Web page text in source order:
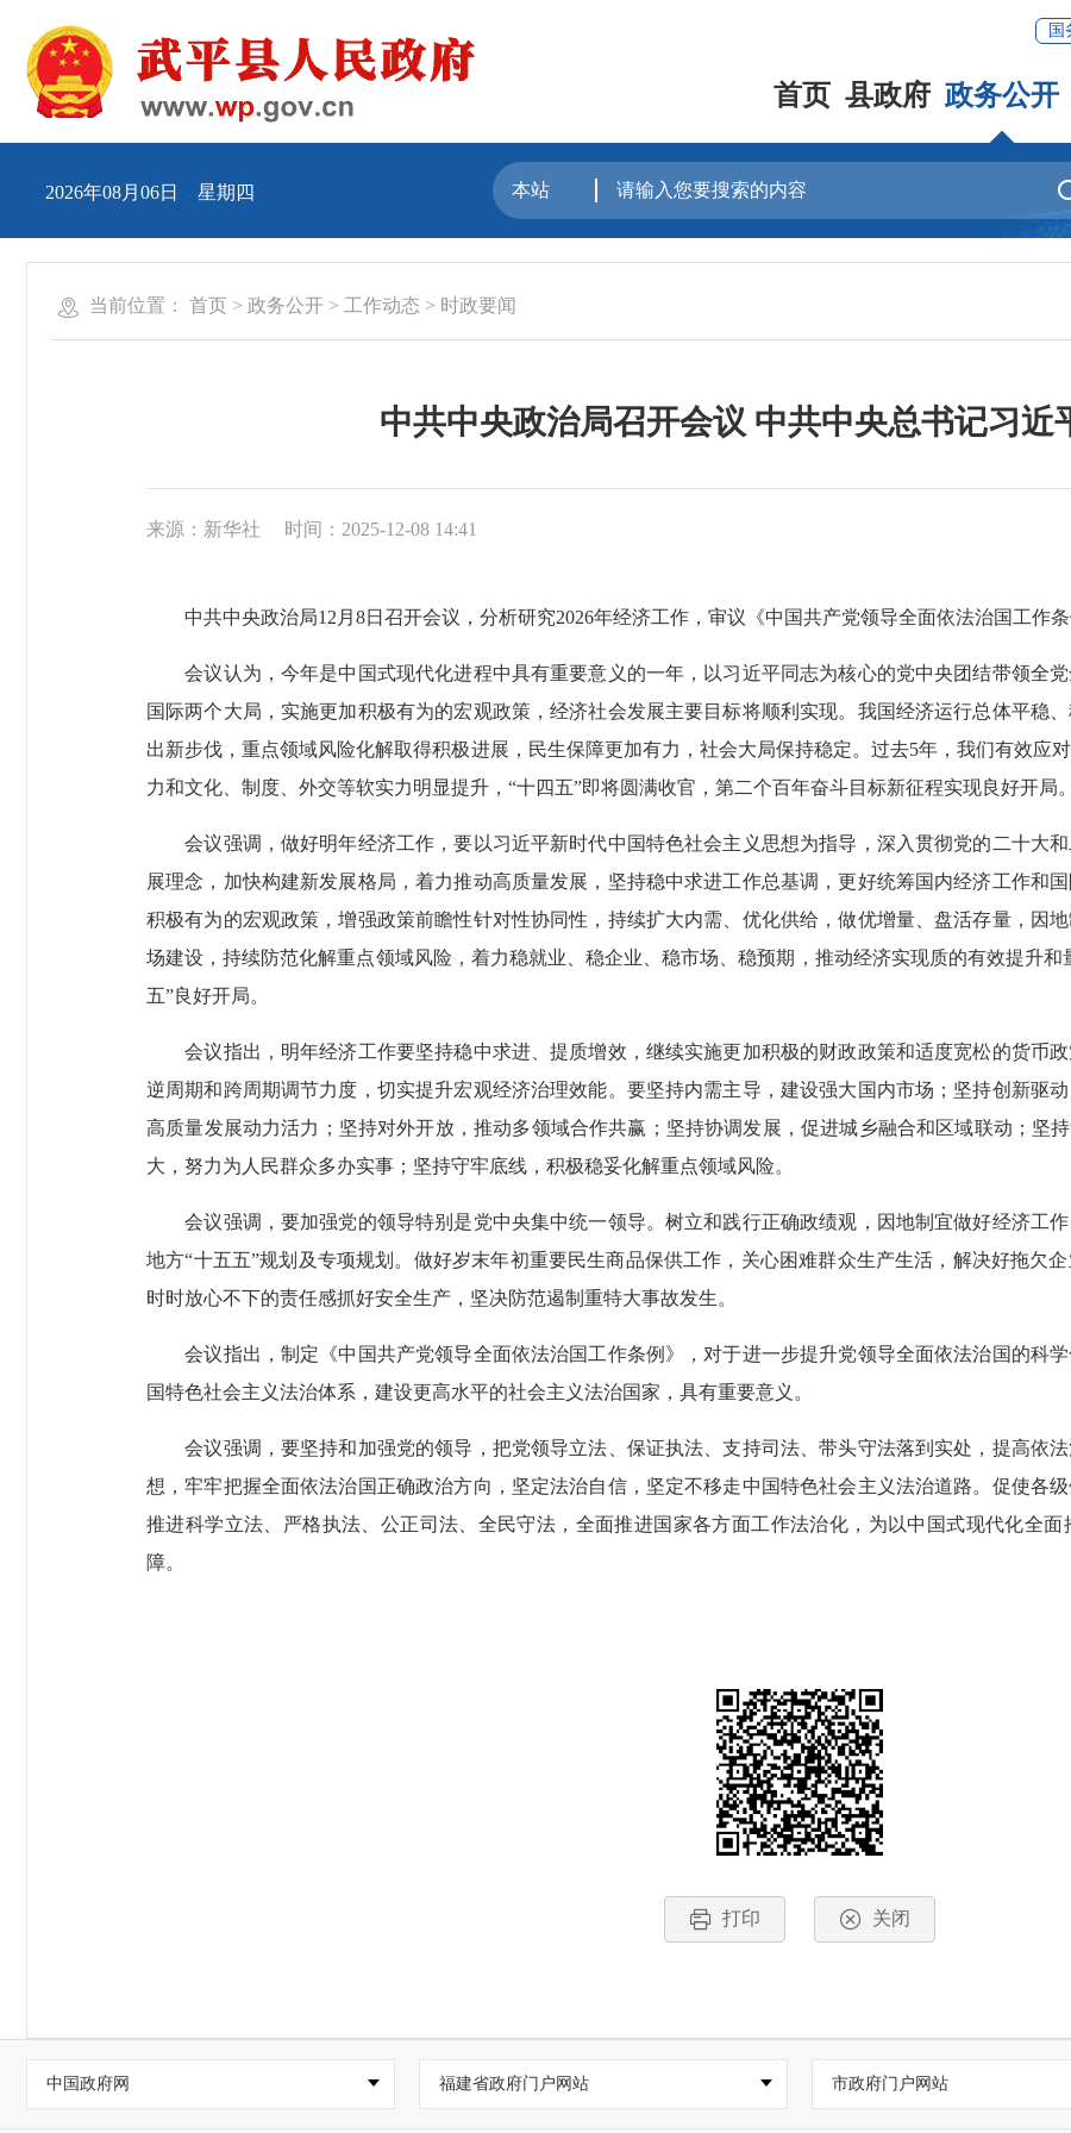
国
首页 县政府 政务公开
2026年08月06日 星期四
当前位置： 首页 > 政务公开 > 工作动态 > 时政要闻
中共中央政治局召开会议 中共中央总书记习近
来源：新华社 时间：2025-12-08 14:41
中共中央政治局12月8日召开会议，分析研究2026年经济工作，审议《中国共产党领导全面依法治国工作条
会议认为，今年是中国式现代化进程中具有重要意义的一年，以习近平同志为核心的党中央团结带领全
国际两个大局，实施更加积极有为的宏观政策，经济社会发展主要目标将顺利实现。我国经济运行总体平稳
出新步伐，重点领域风险化解取得积极进展，民生保障更加有力，社会大局保持稳定。过去5年，我们有效应
力和文化、制度、外交等软实力明显提升，“十四五”即将圆满收官，第二个百年奋斗目标新征程实现良好开局。
会议强调，做好明年经济工作，要以习近平新时代中国特色社会主义思想为指导，深入贯彻党的二十大
展理念，加快构建新发展格局，着力推动高质量发展，坚持稳中求进工作总基调，更好统筹国内经济工作和
积极有为的宏观政策，增强政策前瞻性针对性协同性，持续扩大内需、优化供给，做优增量、盘活存量，因
场建设，持续防范化解重点领域风险，着力稳就业、稳企业、稳市场、稳预期，推动经济实现质的有效提升
五”良好开局。
会议指出，明年经济工作要坚持稳中求进、提质增效，继续实施更加积极的财政政策和适度宽松的货币
逆周期和跨周期调节力度，切实提升宏观经济治理效能。要坚持内需主导，建设强大国内市场；坚持创新驱
高质量发展动力活力；坚持对外开放，推动多领域合作共赢；坚持协调发展，促进城乡融合和区域联动；坚
大，努力为人民群众多办实事；坚持守牢底线，积极稳妥化解重点领域风险。
会议强调，要加强党的领导特别是党中央集中统一领导。树立和践行正确政绩观，因地制宜做好经济工
地方“十五五”规划及专项规划。做好岁末年初重要民生商品保供工作，关心困难群众生产生活，解决好拖欠
时时放心不下的责任感抓好安全生产，坚决防范遏制重特大事故发生。
会议指出，制定《中国共产党领导全面依法治国工作条例》，对于进一步提升党领导全面依法治国的科
国特色社会主义法治体系，建设更高水平的社会主义法治国家，具有重要意义。
会议强调，要坚持和加强党的领导，把党领导立法、保证执法、支持司法、带头守法落到实处，提高依
想，牢牢把握全面依法治国正确政治方向，坚定法治自信，坚定不移走中国特色社会主义法治道路。促使各
推进科学立法、严格执法、公正司法、全民守法，全面推进国家各方面工作法治化，为以中国式现代化全
障。
打印 关闭
中国政府网 福建省政府门户网站 市政府门户网站